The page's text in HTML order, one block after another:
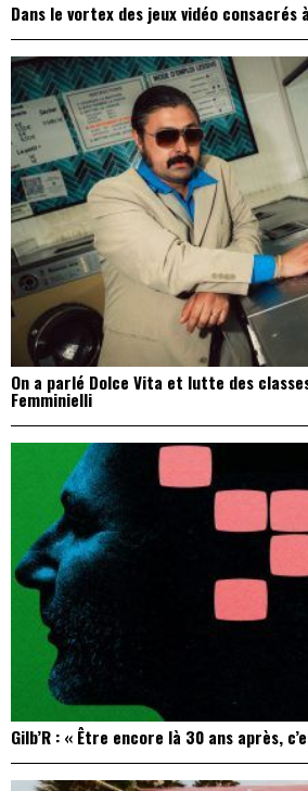
Dans le vortex des jeux vidéo consacrés
On a parlé Dolce Vita et lutte des
Femminielli
Gilb’R : « Être encore là 30 ans après,